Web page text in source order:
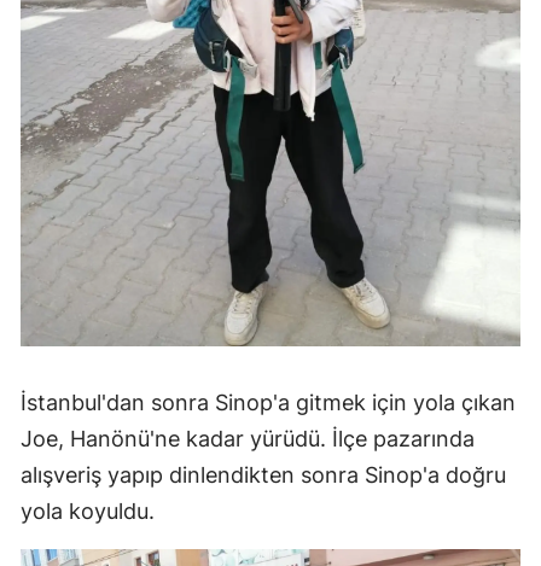
İstanbul'dan sonra Sinop'a gitmek için yola çıkan
Joe, Hanönü'ne kadar yürüdü. İlçe pazarında
alışveriş yapıp dinlendikten sonra Sinop'a doğru
yola koyuldu.